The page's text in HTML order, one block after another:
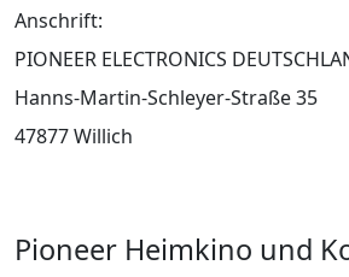
Anschrift:
PIONEER ELECTRONICS
Hanns-Martin-Schleyer-Straße 35
47877 Willich
Pioneer Heimkino und